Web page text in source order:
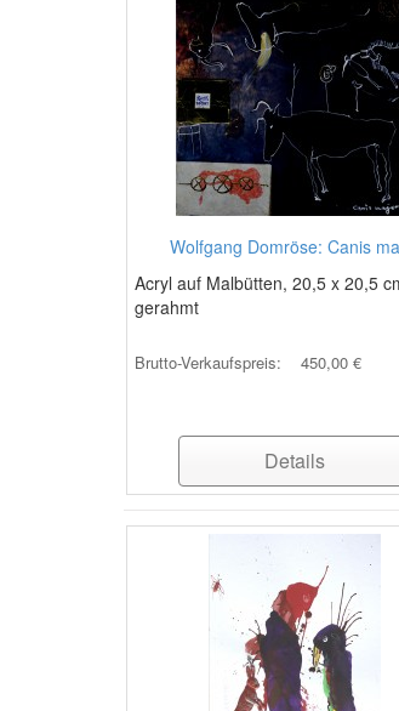
Wolfgang Domröse: Canis
Acryl auf Malbütten, 20,5 x 20,5
gerahmt
Brutto-Verkaufspreis: 450,00 €
Details